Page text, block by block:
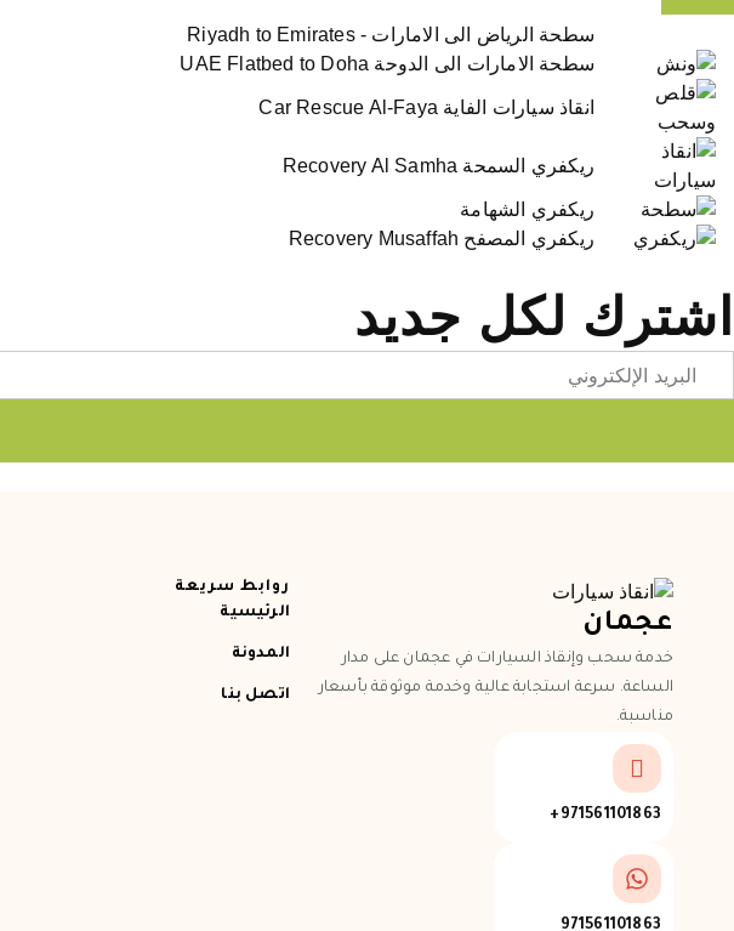
سطحة الرياض الى الامارات - Riyadh to Emirates
سطحة الامارات الى الدوحة UAE Flatbed to Doha
انقاذ سيارات الفاية Car Rescue Al-Faya
ريكفري السمحة Recovery Al Samha
ريكفري الشهامة
ريكفري المصفح Recovery Musaffah
اشترك لكل جديد
عجمان
خدمة سحب وإنقاذ السيارات في عجمان على مدار
الساعة. سرعة استجابة عالية وخدمة موثوقة بأسعار
مناسبة.
971561101863+
971561101863
روابط سريعة
الرئيسية
المدونة
اتصل بنا